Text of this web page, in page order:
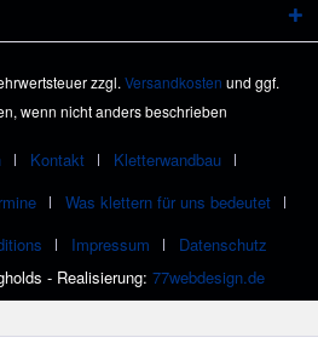
zzgl. Versandkosten und ggf.
wenn nicht anders beschrieben
Kontakt
Kletterwandbau
Was klettern für uns bedeutet
Impressum
Datenschutz
- Realisierung: 77webdesign.de